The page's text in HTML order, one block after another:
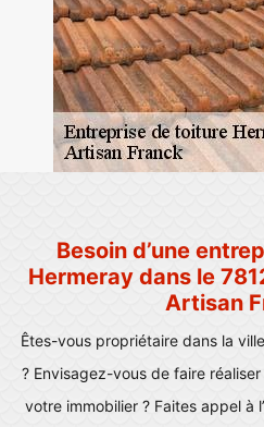
Besoin d’une
Hermeray dans le
Artisan
Êtes-vous propriétaire dans la
? Envisagez-vous de faire
votre immobilier ? Faites appel à